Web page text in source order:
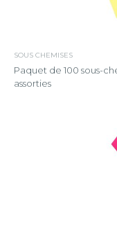
SOUS CHEMISES
Paquet de 100 sous-
assorties